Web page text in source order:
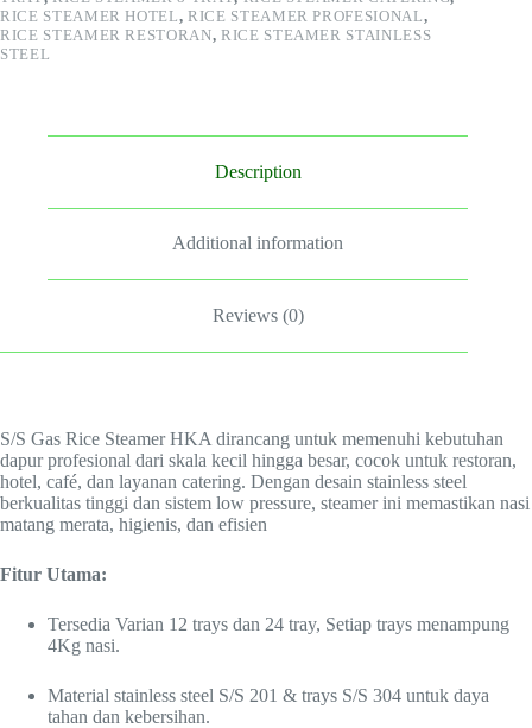
RICE STEAMER HOTEL,RICE STEAMER PROFESIONAL,
RICE STEAMER RESTORAN, RICE STEAMER STAINLESS
STEEL
Description
Additional information
Reviews (0)
S/S Gas Rice Steamer HKA dirancang untuk memenuhi kebutuhan
dapur profesional dari skala kecil hingga besar, cocok untuk restoran,
hotel, café, dan layanan catering. Dengan desain stainless steel
berkualitas tinggi dan sistem low pressure, steamer ini memastikan nasi
matang merata, higienis, dan efisien
Fitur Utama:
Tersedia Varian 12 trays dan 24 tray, Setiap trays menampung
4Kg nasi.
Material stainless steel S/S 201 & trays S/S 304 untuk daya
tahan dan kebersihan.